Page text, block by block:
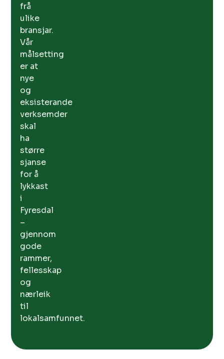
frå
ulike
bransjar.
Vår
målsetting
er at
nye
og
eksisterande
verksemder
skal
ha
større
sjanse
for å
lykkast
i
Fyresdal
–
gjennom
gode
rammer,
fellesskap
og
nærleik
til
lokalsamfunnet.